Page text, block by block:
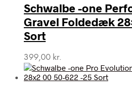
Schwalbe -one
Gravel Foldedæk
Sort
399,00 kr.